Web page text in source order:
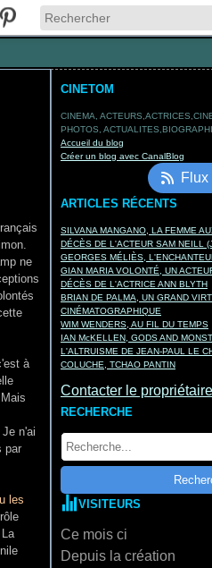
ne
à
n'ai
par
les
CINETOM
CINEMA,
PHOTOS,
Accueil du blog
Créer un blog avec CanalBlog
Flux
ARTICLES RÉCENTS
SILVANA MANGANO, LA FEMME
DÉCÈS DE L'ACTEUR SAM NEILL
GEORGES MÉLIÈS,
GIAN MARIA VOLONTÉ, UN
DÉCÈS DE L'ACTRICE ANN BLYTH
BRIAN DE PALMA, UN GRAND
CINÉMATOGRAPHIQUE
WIM WENDERS, AU FIL DU TEMPS
IAN McKELLEN, GODS AND
L'ALTRUISME DE JEAN-PAUL LE
COLUCHE, TCHAO PANTIN
Contacter le
RECHERCHE
VISITEURS
Ce mois ci
Depuis la création